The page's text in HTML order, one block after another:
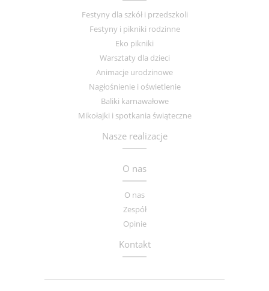
Festyny dla szkół i przedszkoli
Festyny i pikniki rodzinne
Eko pikniki
Warsztaty dla dzieci
Animacje urodzinowe
Nagłośnienie i oświetlenie
Baliki karnawałowe
Mikołajki i spotkania świąteczne
Nasze realizacje
O nas
O nas
Zespół
Opinie
Kontakt